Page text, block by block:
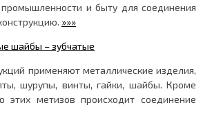
и быту для соединения
»»»
шайбы – зубчатые
применяют металлические изделия,
шурупы, винты, гайки, шайбы. Кроме
метизов происходит соединение